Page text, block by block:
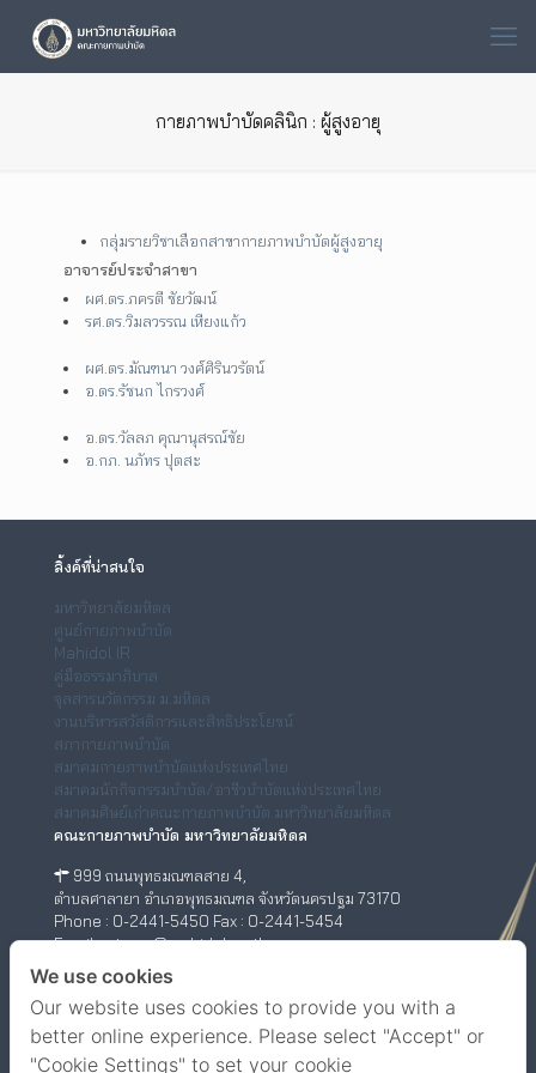
กายภาพบำบัดคลินิก : ผู้สูงอายุ
กลุ่มรายวิชาเลือกสาขากายภาพบำบัดผู้สูงอายุ
อาจารย์ประจำสาขา
ผศ.ดร.ภครตี ชัยวัฒน์
รศ.ดร.วิมลวรรณ เหียงแก้ว
ผศ.ดร.มัณฑนา วงศ์ศิรินวรัตน์
อ.ดร.รัชนก ไกรวงศ์
อ.ดร.วัลลภ คุณานุสรณ์ชัย
อ.กภ. นภัทร ปุตสะ
ลิ้งค์ที่น่าสนใจ
มหาวิทยาลัยมหิดล
ศูนย์กายภาพบำบัด
Mahidol IR
คู่มือธรรมาภิบาล
จุลสารนวัตกรรม ม.มหิดล
งานบริหารสวัสดิการและสิทธิประโยชน์
สภากายภาพบำบัด
สมาคมกายภาพบำบัดแห่งประเทศไทย
สมาคมนักกิจกรรมบำบัด/อาชีวบำบัดแห่งประเทศไทย
สมาคมศิษย์เก่าคณะกายภาพบำบัด มหาวิทยาลัยมหิดล
คณะกายภาพบำบัด มหาวิทยาลัยมหิดล
999 ถนนพุทธมณฑลสาย 4,
ตำบลศาลายา อำเภอพุทธมณฑล จังหวัดนครปฐม 73170
Phone : 0-2441-5450 Fax : 0-2441-5454
Email : ptwww@mahidol.ac.th
ศูนย์กายภาพบำบัด (เชิงสะพานสมเด็จพระปิ่นเกล้า)
198/2 ถนนสมเด็จพระปิ่นเกล้า,
แขวงบางยี่ขัน เขตบางพลัด กรุงเทพฯ 10700
Phone : 0-63-520-5151
We use cookies
Our website uses cookies to provide you with a
better online experience. Please select "Accept" or
"Cookie Settings" to set your cookie